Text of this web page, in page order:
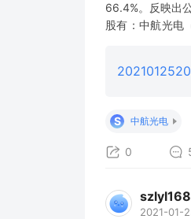
66.4%。反映出
股有：中航光电
S 中航光电
0
szlyl168
2021-01-